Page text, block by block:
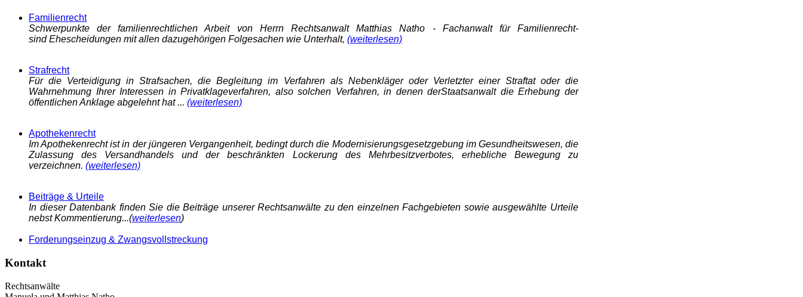
Familienrecht
Schwerpunkte der familienrechtlichen Arbeit von Herrn Rechtsanwalt Matthias Natho - Fachanwalt für Familienrecht-
sind Ehescheidungen mit allen dazugehörigen Folgesachen wie Unterhalt, (weiterlesen)
Strafrecht
Für die Verteidigung in Strafsachen, die Begleitung im Verfahren als Nebenkläger oder Verletzter einer Straftat oder die
Wahrnehmung Ihrer Interessen in Privatklageverfahren, also solchen Verfahren, in denen derStaatsanwalt die Erhebung der
öffentlichen Anklage abgelehnt hat ... (weiterlesen)
Apothekenrecht
Im Apothekenrecht ist in der jüngeren Vergangenheit, bedingt durch die Modernisierungsgesetzgebung im Gesundheitswesen, die
Zulassung des Versandhandels und der beschränkten Lockerung des Mehrbesitzverbotes, erhebliche Bewegung zu
verzeichnen. (weiterlesen)
Beiträge & Urteile
In dieser Datenbank finden Sie die Beiträge unserer Rechtsanwälte zu den einzelnen Fachgebieten sowie ausgewählte Urteile
nebst Kommentierung...(weiterlesen)
Forderungseinzug & Zwangsvollstreckung
Kontakt
Rechtsanwälte